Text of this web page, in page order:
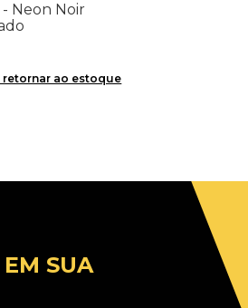
Neon Noir
ao estoque
SUA